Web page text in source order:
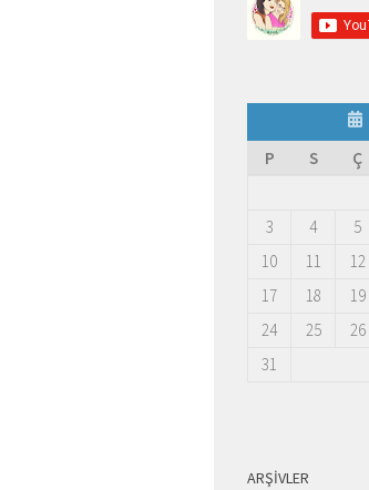
P
S Ç
3
4 5
10
11 12
17
18 19
24
25 26
31
ARŞIVLER